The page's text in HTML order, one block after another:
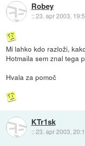
Robey
::23. apr 2003,
Mi lahko kdo razloži,
Hotmaila sem znal tega
Hvala za pomoč
KTr1sk
::23. apr 2003,